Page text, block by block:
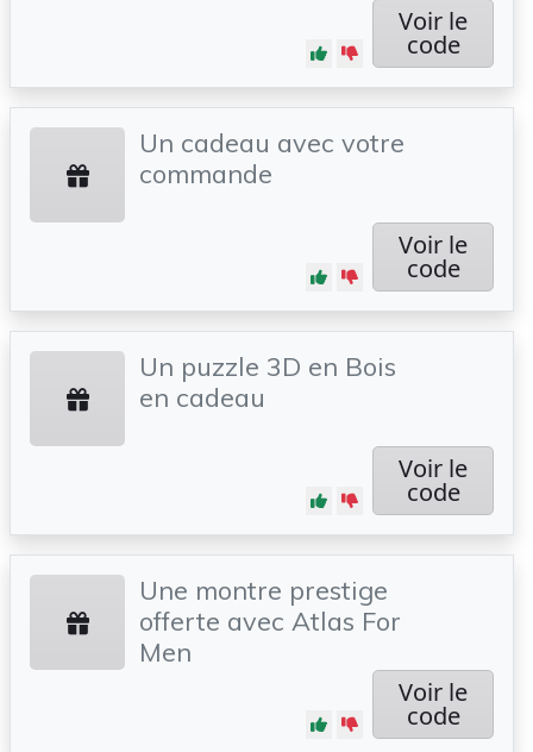
Voir le
code
Un cadeau avec votre
commande
Voir le
code
Un puzzle 3D en Bois
en cadeau
Voir le
code
Une montre prestige
offerte avec Atlas For
Men
Voir le
code